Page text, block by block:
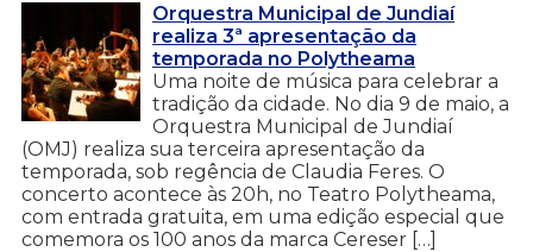
Orquestra Municipal de Jundiaí
realiza 3ª apresentação da
temporada no Polytheama
Uma noite de música para celebrar a
tradição da cidade. No dia 9 de maio, a
Orquestra Municipal de Jundiaí
(OMJ) realiza sua terceira apresentação da
temporada, sob regência de Claudia Feres. O
concerto acontece às 20h, no Teatro Polytheama,
com entrada gratuita, em uma edição especial que
comemora os 100 anos da marca Cereser […]